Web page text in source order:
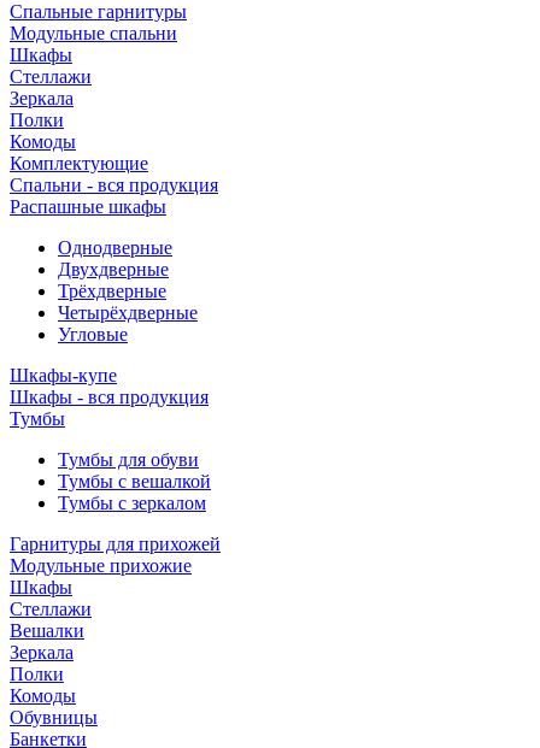
Спальные гарнитуры
Модульные спальни
Шкафы
Стеллажи
Зеркала
Полки
Комоды
Комплектующие
Спальни - вся продукция
Распашные шкафы
Однодверные
Двухдверные
Трёхдверные
Четырёхдверные
Угловые
Шкафы-купе
Шкафы - вся продукция
Тумбы
Тумбы для обуви
Тумбы с вешалкой
Тумбы с зеркалом
Гарнитуры для прихожей
Модульные прихожие
Шкафы
Стеллажи
Вешалки
Зеркала
Полки
Комоды
Обувницы
Банкетки